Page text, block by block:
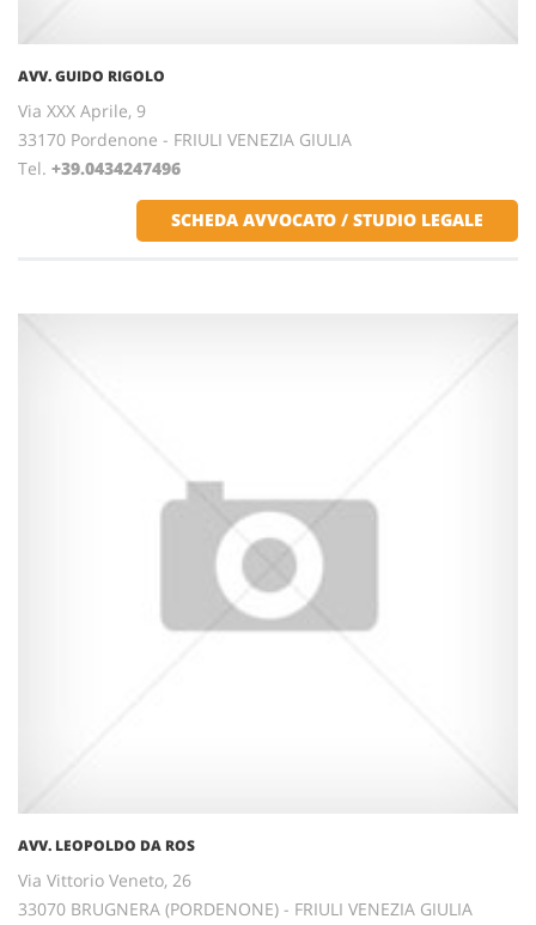
AVV. GUIDO RIGOLO
Via XXX Aprile, 9
33170 Pordenone - FRIULI VENEZIA GIULIA
Tel. +39.0434247496
SCHEDA AVVOCATO / STUDIO LEGALE
AVV. LEOPOLDO DA ROS
Via Vittorio Veneto, 26
33070 BRUGNERA (PORDENONE) - FRIULI VENEZIA GIULIA